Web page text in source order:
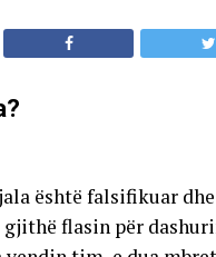
është falsifikuar
gjithë flasin për